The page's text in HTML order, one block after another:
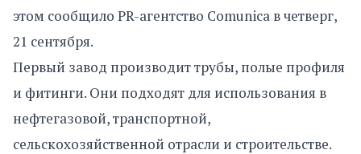
этом сообщило PR-агентство Comunica в четверг,
21 сентября.
Первый завод производит трубы, полые профиля
и фитинги. Они подходят для использования в
нефтегазовой, транспортной,
сельскохозяйственной отрасли и строительстве.